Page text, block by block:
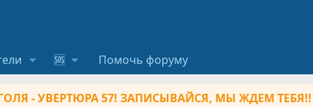
🆘 Помочь форуму
- УВЕРТЮРА 57! ЗАПИСЫВАЙСЯ, МЫ ЖДЕМ ТЕБЯ!!